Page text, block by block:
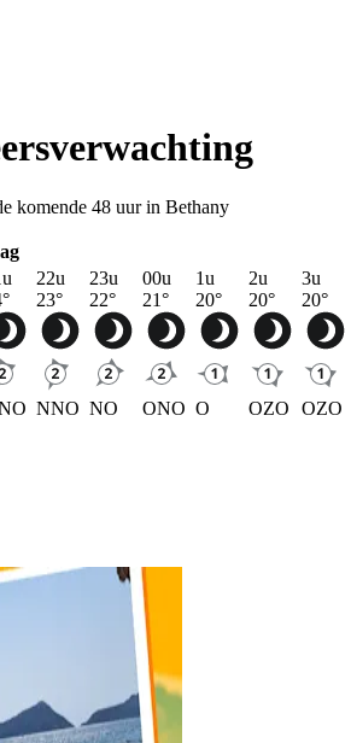
komende 48 uur in Bethany
°
22u
23°
NNO
23u
22°
NO
00u
21°
ONO
1u
20°
O
2u
20°
OZO
3u
20°
OZO